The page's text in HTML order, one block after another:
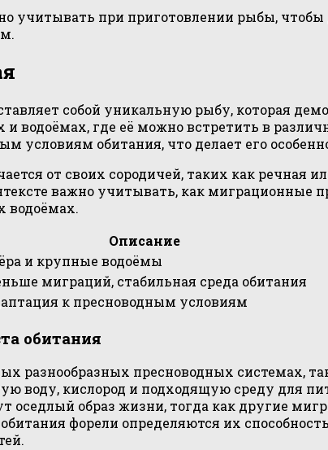
учитывать при приготовлении рыбы,
собой уникальную рыбу, которая
и водоёмах, где её можно встретить в
условиям обитания, что делает его
от своих сородичей, таких как
важно учитывать, как миграционные
водоёмах.
Описание
и крупные водоёмы
миграций, стабильная среда обитания
к пресноводным условиям
обитания
разнообразных пресноводных системах,
воду, кислород и подходящую среду для
оседлый образ жизни, тогда как другие
форели определяются их